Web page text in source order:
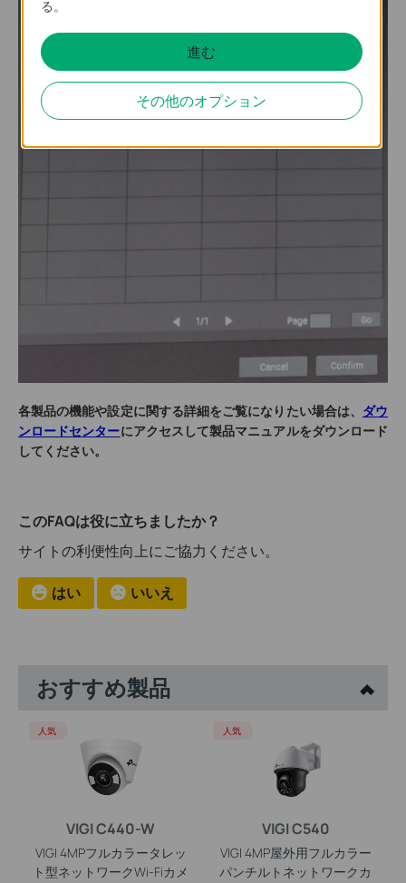
各製品の機能や設定に関する詳細をご覧になりたい場合は、 ダウ
ンロードセンターにアクセスして製品マニュアルをダウンロード
してください。
このFAQは役に立ちましたか？
サイトの利便性向上にご協力ください。
はい いいえ
おすすめ製品
VIGI C440-W
VIGI 4MPフルカラータレッ
ト型ネットワークWi-Fiカメ
人気
VIGI C540
VIGI 4MP屋外用フルカラー
パンチルトネットワークカ
人気
る。
進む
その他のオプション